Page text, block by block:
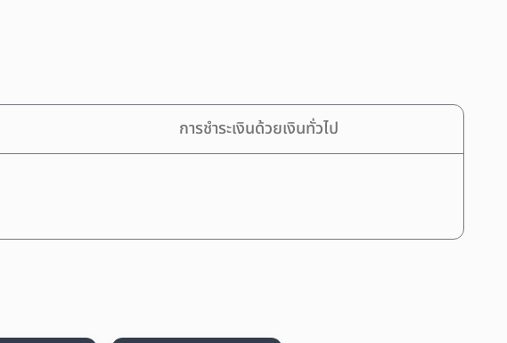
การชำระเงินด้วยเงินทั่วไป